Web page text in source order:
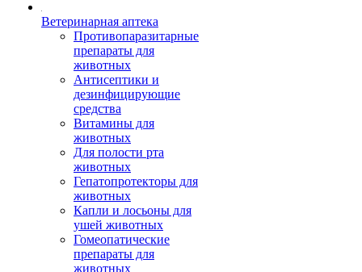
Ветеринарная аптека
Противопаразитарные
препараты для
животных
Антисептики и
дезинфицирующие
средства
Витамины для
животных
Для полости рта
животных
Гепатопротекторы для
животных
Капли и лосьоны для
ушей животных
Гомеопатические
препараты для
животных